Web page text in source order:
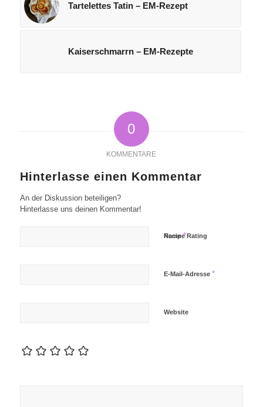
Tartelettes Tatin – EM-Rezept
Kaiserschmarrn – EM-Rezepte
0
KOMMENTARE
Hinterlasse einen Kommentar
An der Diskussion beteiligen?
Hinterlasse uns deinen Kommentar!
Name*
E-Mail-Adresse *
Website
Recipe Rating